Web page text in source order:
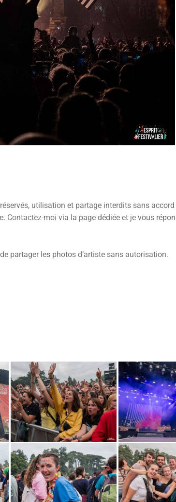
utilisation et partage interdits sans
Contactez-moi via la page dédiée et je vous
partager les photos d’artiste sans autorisation.